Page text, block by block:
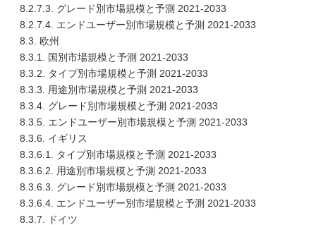
8.2.7.3. グレード別市場規模と予測 2021-2033
8.2.7.4. エンドユーザー別市場規模と予測 2021-2033
8.3. 欧州
8.3.1. 国別市場規模と予測 2021-2033
8.3.2. タイプ別市場規模と予測 2021-2033
8.3.3. 用途別市場規模と予測 2021-2033
8.3.4. グレード別市場規模と予測 2021-2033
8.3.5. エンドユーザー別市場規模と予測 2021-2033
8.3.6. イギリス
8.3.6.1. タイプ別市場規模と予測 2021-2033
8.3.6.2. 用途別市場規模と予測 2021-2033
8.3.6.3. グレード別市場規模と予測 2021-2033
8.3.6.4. エンドユーザー別市場規模と予測 2021-2033
8.3.7. ドイツ